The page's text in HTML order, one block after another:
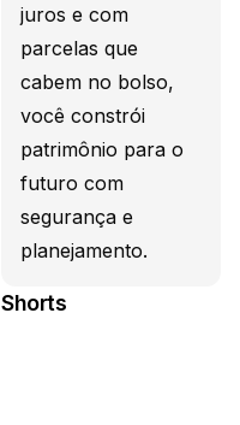
juros e com
parcelas que
cabem no bolso,
você constrói
patrimônio para o
futuro com
segurança e
planejamento.
Shorts